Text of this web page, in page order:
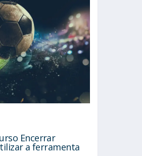
Encerrar
a ferramenta